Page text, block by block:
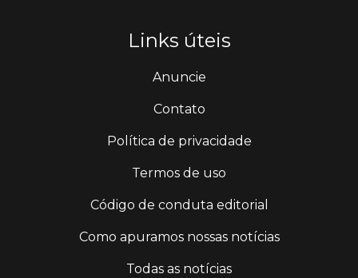
Links úteis
Anuncie
Contato
Política de privacidade
Termos de uso
Código de conduta editorial
Como apuramos nossas notícias
Todas as notícias